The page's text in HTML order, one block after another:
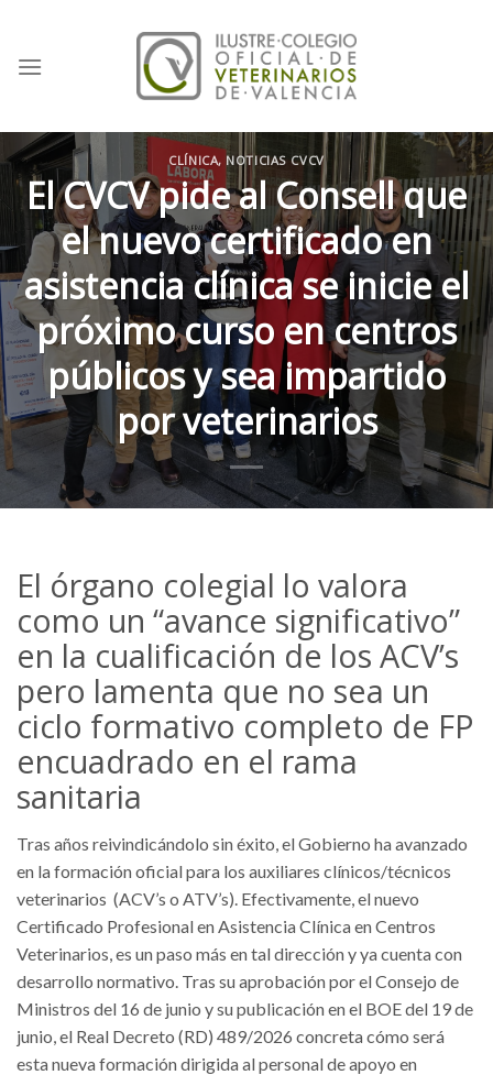
content
CLÍNICA, NOTICIAS CVCV
El CVCV pide al Consell que
el nuevo certificado en
asistencia clínica se inicie el
próximo curso en centros
públicos y sea impartido
por veterinarios
El órgano colegial lo valora
como un “avance significativo”
en la cualificación de los ACV’s
pero lamenta que no sea un
ciclo formativo completo de FP
encuadrado en el rama
sanitaria
Tras años reivindicándolo sin éxito, el Gobierno ha avanzado
en la formación oficial para los auxiliares clínicos/técnicos
veterinarios (ACV’s o ATV’s). Efectivamente, el nuevo
Certificado Profesional en Asistencia Clínica en Centros
Veterinarios, es un paso más en tal dirección y ya cuenta con
desarrollo normativo. Tras su aprobación por el Consejo de
Ministros del 16 de junio y su publicación en el BOE del 19 de
junio, el Real Decreto (RD) 489/2026 concreta cómo será
esta nueva formación dirigida al personal de apoyo en